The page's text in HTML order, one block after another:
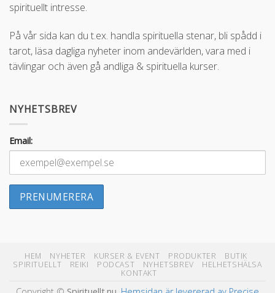
spirituellt intresse.
På vår sida kan du t.ex. handla spirituella stenar, bli spådd i
tarot, läsa dagliga nyheter inom andevärlden, vara med i
tävlingar och även gå andliga & spirituella kurser.
NYHETSBREV
Email:
HEM NYHETER KURSER & EVENT PRODUKTER
BUTIK
SPIRITUELLT
REIKI PODCAST NYHETSBREV
HELHETSHÄLSA
KONTAKT